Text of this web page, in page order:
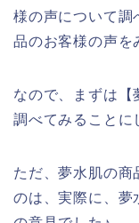
様の声について調
品のお客様の声を
なので、まずは
調べてみることに
ただ、夢水肌の商
のは、実際に、夢